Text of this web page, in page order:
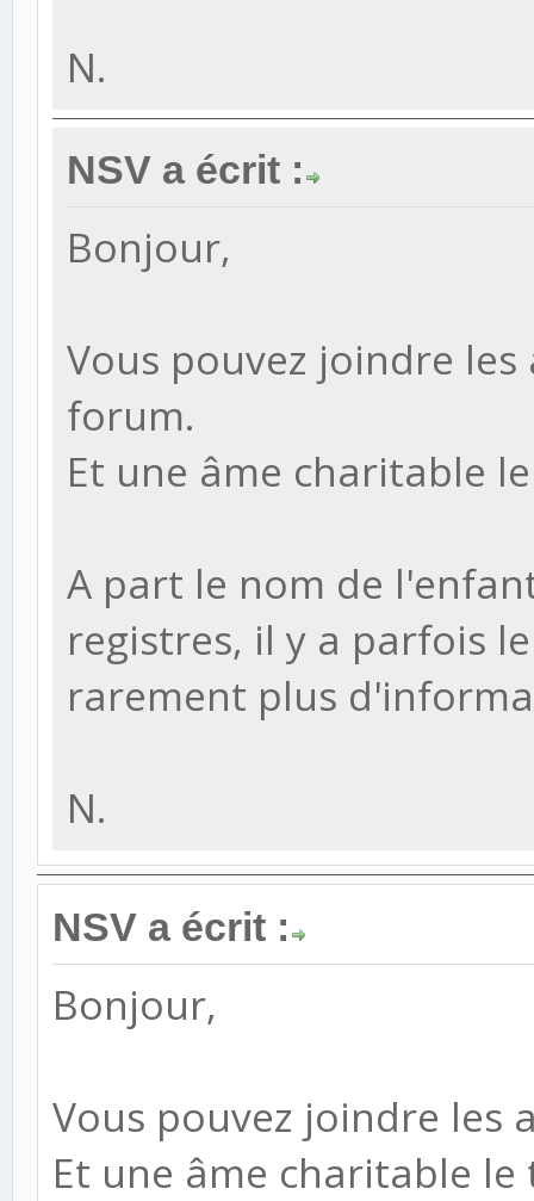
N.
NSV a écrit :
Bonjour,
Vous pouvez joindre
forum.
Et une âme charitable
A part le nom de
registres, il y a parfois
rarement plus
N.
NSV a écrit :
Bonjour,
Vous pouvez joindre les
Et une âme charitable